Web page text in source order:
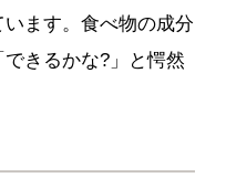
ます。食べ物の成分
きるかな?」と愕然